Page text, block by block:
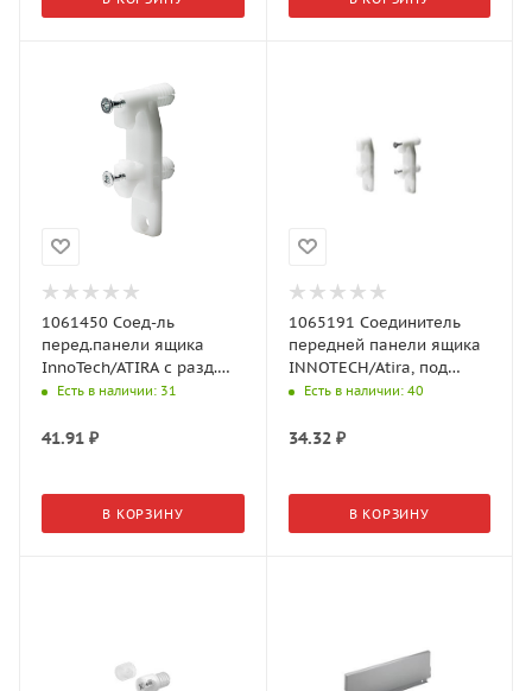
1061450 Соед-ль
перед.панели ящика
InnoTech/ATIRA с разд.
дюбелем, белый
Есть в наличии: 31
41.91 ₽
В КОРЗИНУ
1065191 Соединитель
передней панели ящика
INNOTECH/Atira, под
прикручивание, белый
Есть в наличии: 40
34.32₽
В КОРЗИНУ